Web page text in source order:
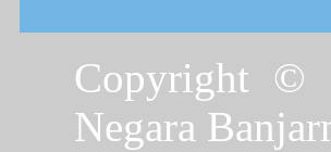
Copyright ©
Negara